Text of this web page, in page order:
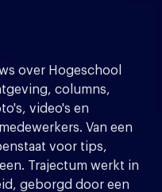
over Hogeschool
columns,
video's en
Van een
voor tips,
Trajectum werkt in
geborgd door een